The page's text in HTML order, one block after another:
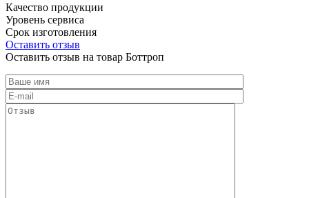
Качество продукции
Уровень сервиса
Срок изготовления
Оставить отзыв
Оставить отзыв на товар Боттроп